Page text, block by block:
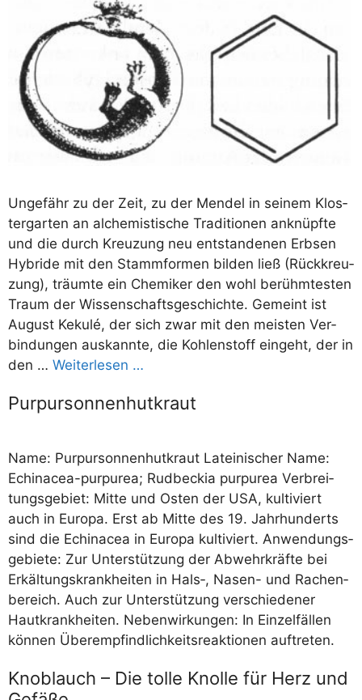
Unge­fähr zu der Zeit, zu der Men­del in sei­nem Klos­
ter­gar­ten an alche­mis­ti­sche Tra­di­tio­nen anknüpf­te
und die durch Kreu­zung neu ent­stan­de­nen Erb­sen
Hybri­de mit den Stamm­for­men bil­den ließ (Rück­kreu­
zung), träum­te ein Che­mi­ker den wohl berühm­tes­ten
Traum der Wis­sen­schafts­ge­schich­te. Gemeint ist
August Kekulé, der sich zwar mit den meis­ten Ver­
bin­dun­gen aus­kann­te, die Koh­len­stoff ein­geht, der in
den … Wei­ter­le­sen …
Purpursonnenhutkraut
Name: Pur­pur­son­nen­hut­kraut Latei­ni­scher Name:
Echinacea-pur­­­pu­­­rea; Rud­be­ckia pur­pu­rea Ver­brei­
tungs­ge­biet: Mit­te und Osten der USA, kul­ti­viert
auch in Euro­pa. Erst ab Mit­te des 19. Jahr­hun­derts
sind die Echinacea in Euro­pa kul­ti­viert. Anwen­dungs­
ge­bie­te: Zur Unter­stüt­zung der Abwehr­kräf­te bei
Erkäl­tungs­krank­hei­ten in Hals‑, Nasen- und Rachen­
be­reich. Auch zur Unter­stüt­zung ver­schie­de­ner
Haut­krank­hei­ten. Neben­wir­kun­gen: In Ein­zel­fäl­len
kön­nen Über­emp­find­lich­keits­re­ak­tio­nen auftreten.
Knoblauch – Die tolle Knolle für Herz und